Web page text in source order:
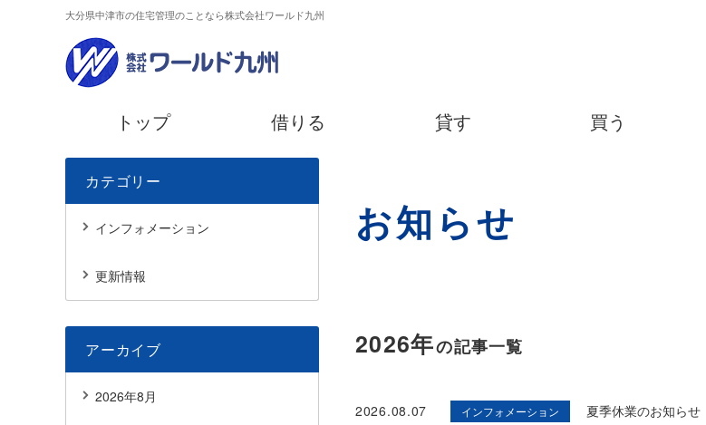
大分県中津市の住宅管理のことなら株式会社ワールド九州
トップ 借りる 貸す 買う
お知らせ
2026年の記事一覧
2026.08.07 インフォメーション 夏季休業のお知らせ
カテゴリー
インフォメーション
更新情報
アーカイブ
2026年8月